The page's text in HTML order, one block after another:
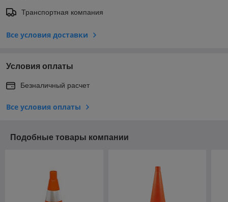
Транспортная компания
Все условия доставки
Условия оплаты
Безналичный расчет
Все условия оплаты
Подобные товары компании